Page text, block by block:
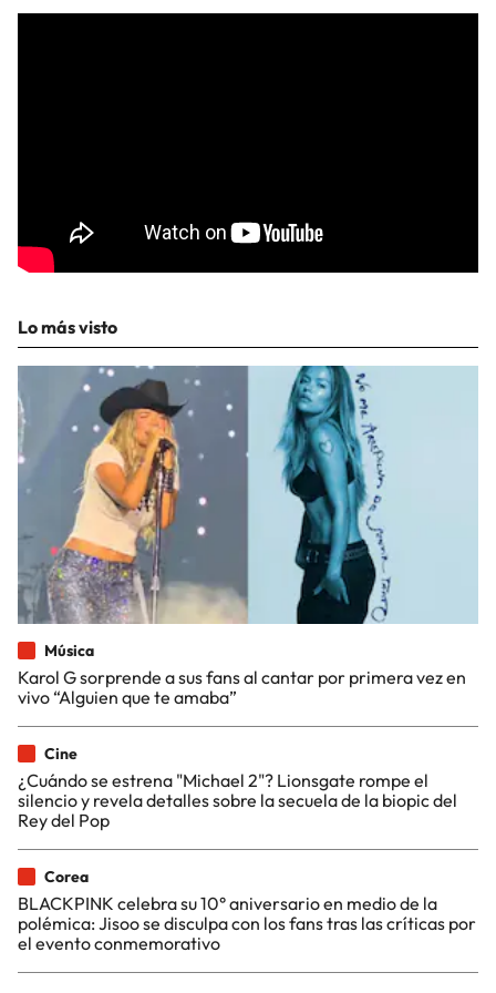
Lo más visto
Música
Karol G sorprende a sus fans al cantar por primera vez en
vivo “Alguien que te amaba”
Cine
¿Cuándo se estrena "Michael 2"? Lionsgate rompe el
silencio y revela detalles sobre la secuela de la biopic del
Rey del Pop
Corea
BLACKPINK celebra su 10° aniversario en medio de la
polémica: Jisoo se disculpa con los fans tras las críticas por
el evento conmemorativo